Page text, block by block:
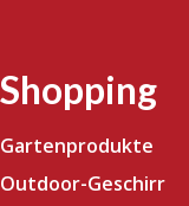
Shopping
Gartenprodukte
Outdoor-Geschirr